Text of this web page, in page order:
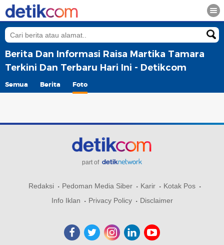
Berita Dan Informasi Raisa Martika Tamara
Terkini Dan Terbaru Hari Ini - Detikcom
Semua Berita Foto
part of
Redaksi Pedoman Media Siber Karir
Kotak Pos
Info Iklan
Privacy Policy Disclaimer